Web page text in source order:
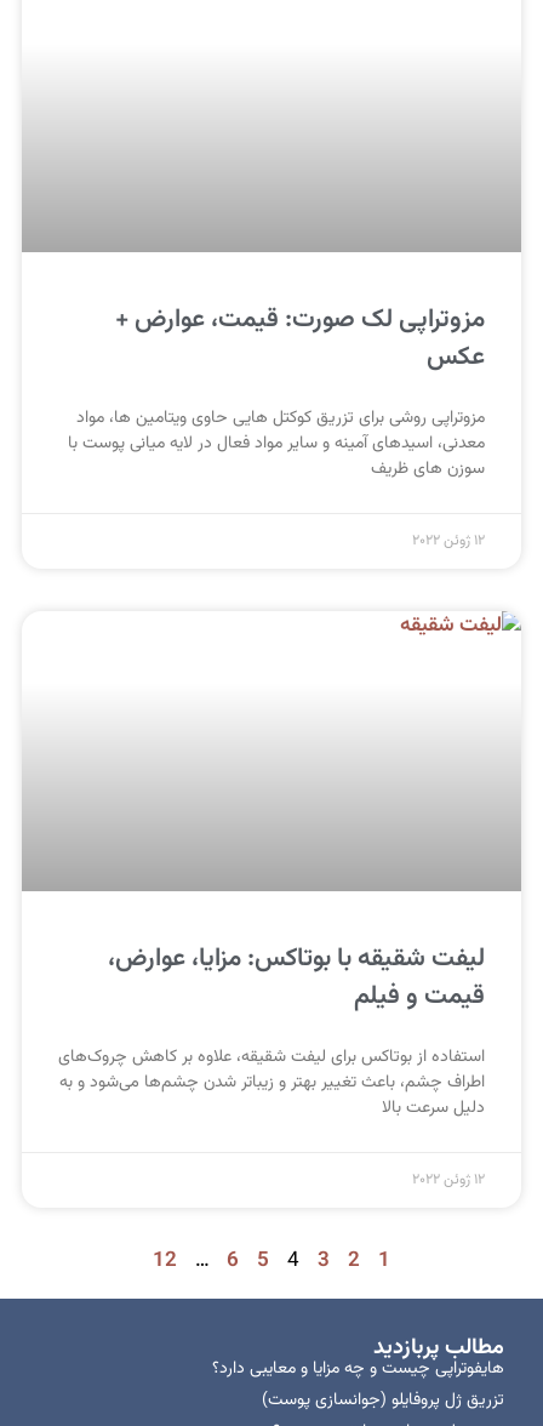
مزوتراپی لک صورت: قیمت،‌ عوارض +
عکس
مزوتراپی روشی برای تزریق کوکتل هایی حاوی ویتامین ها، مواد
معدنی، اسیدهای آمینه و سایر مواد فعال در لایه میانی پوست با
سوزن های ظریف
12 ژوئن 2022
لیفت شقیقه با بوتاکس: مزایا، عوارض،
قیمت و فیلم
استفاده از بوتاکس برای لیفت شقیقه، علاوه بر کاهش چروک‌های
اطراف چشم، باعث تغییر بهتر و زیباتر شدن چشم‌ها می‌شود و به
دلیل سرعت بالا
12 ژوئن 2022
1
2
3
4
5
6
…
12
مطالب پربازدید
هایفوتراپی چیست و چه مزایا و معایبی دارد؟
تزریق ژل پروفایلو (جوانسازی پوست)